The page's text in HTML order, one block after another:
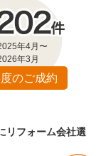
年4月〜
年3月
のご成約
リフォーム会社選